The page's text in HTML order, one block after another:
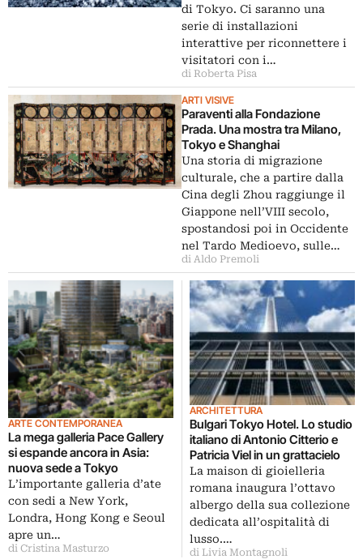
di Tokyo. Ci saranno una
serie di installazioni
interattive per riconnettere i
visitatori con i…
di Roberta Pisa
ARTI VISIVE
Paraventi alla Fondazione
Prada. Una mostra tra Milano,
Tokyo e Shanghai
Una storia di migrazione
culturale, che a partire dalla
Cina degli Zhou raggiunge il
Giappone nell’VIII secolo,
spostandosi poi in Occidente
nel Tardo Medioevo, sulle…
di Aldo Premoli
ARTE CONTEMPORANEA
La mega galleria Pace Gallery
si espande ancora in Asia:
nuova sede a Tokyo
L’importante galleria d’ate
con sedi a New York,
Londra, Hong Kong e Seoul
apre un…
di Cristina Masturzo
ARCHITETTURA
Bulgari Tokyo Hotel. Lo studio
italiano di Antonio Citterio e
Patricia Viel in un grattacielo
La maison di gioielleria
romana inaugura l’ottavo
albergo della sua collezione
dedicata all’ospitalità di
lusso.…
di Livia Montagnoli